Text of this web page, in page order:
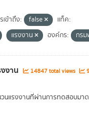
เข้าถึง: false
แท็ค:
แรงงาน องค์กร: กร
งาน 14847 total views
นแรงงานที่ผ่านการทดสอบมา